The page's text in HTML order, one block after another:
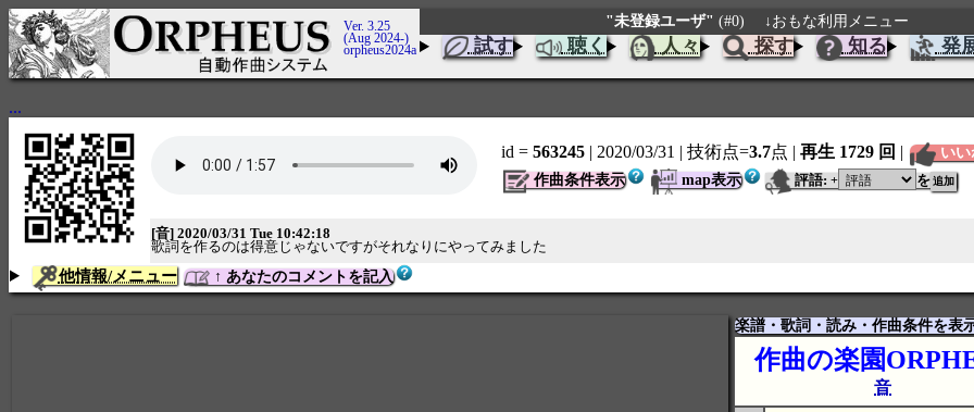
Ver. 3.25
(Aug 2024-)
orpheus2024a
"未登録ユーザ" (#0) ↓おもな利用メニュー
試す 聴く 人々 探す 知る 発
...
id = 563245 | 2020/03/31 | 技術点=3.7点 | 再生 1729 回 | い
作曲条件表示 map表示 評語: + を
[音] 2020/03/31 Tue 10:42:18
歌詞を作るのは得意じゃないですがそれなりにやってみました
他情報/メニュー ↑ あなたのコメントを記入
楽譜・歌詞・読み・作曲条件を表
作曲の楽園
音